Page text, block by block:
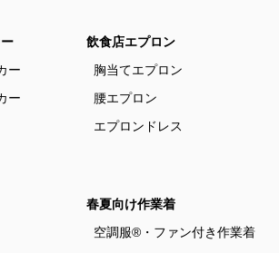
ー
ー
飲食店エプロン
胸当てエプロン
腰エプロン
エプロンドレス
春夏向け作業着
空調服®・ファン付き作業着